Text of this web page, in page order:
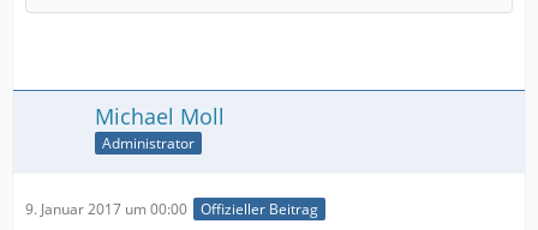
Michael Moll
Administrator
9. Januar 2017 um 00:00 Offizieller Beitrag